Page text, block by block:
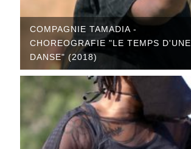
COMPAGNIE TAMADIA -
CHOREOGRAFIE "LE TEMPS D'UNE
DANSE" (2018)